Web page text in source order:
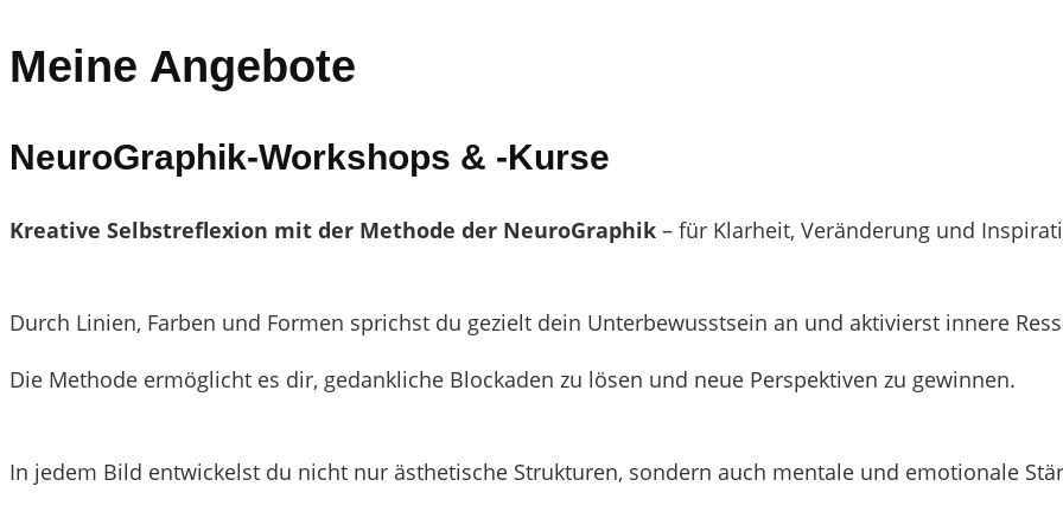
Meine Angebote
NeuroGraphik-Workshops & -Kurse
Kreative Selbstreflexion mit der Methode der NeuroGraphik – für Klarheit, Veränderung und
Durch Linien, Farben und Formen sprichst du gezielt dein Unterbewusstsein an und aktivierst innere
Die Methode ermöglicht es dir, gedankliche Blockaden zu lösen und neue Perspektiven zu gewinnen.
In jedem Bild entwickelst du nicht nur ästhetische Strukturen, sondern auch mentale und emotionale